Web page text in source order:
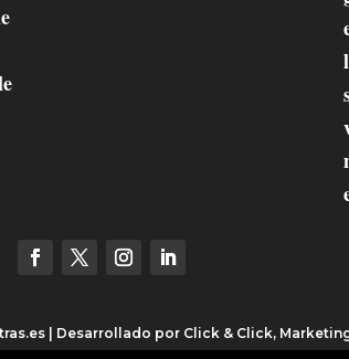
| Desarrollado por Click & Click,